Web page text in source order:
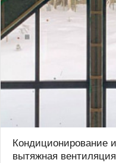
Кондиционирование
вытяжная